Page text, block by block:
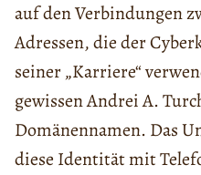
auf den Verbindungen
Adressen, die der
seiner „Karriere“
gewissen Andrei A.
Domänennamen. Das
diese Identität mit